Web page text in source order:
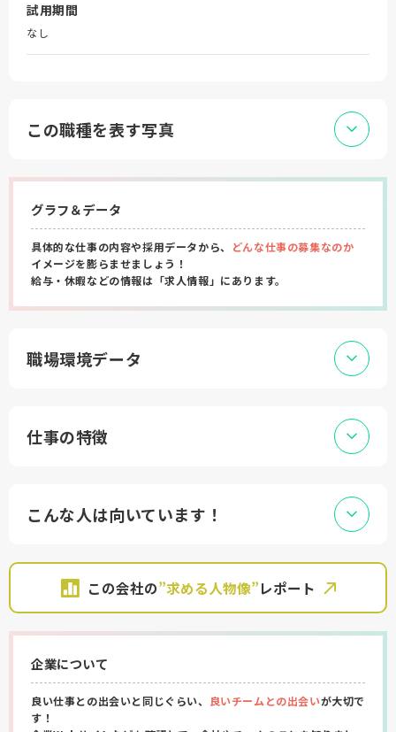
試用期間
なし
この職種を表す写真
グラフ＆データ
具体的な仕事の内容や採用データから、
どんな仕事の募集なのか
イメージを膨らませましょう！
給与・休暇などの情報は「求人情報」にあります。
職場環境データ
仕事の特徴
こんな人は向いています！
この会社の”求める人物像”レポート
企業について
良い仕事との出会いと同じぐらい、 良いチームとの出会いが大切で
す！